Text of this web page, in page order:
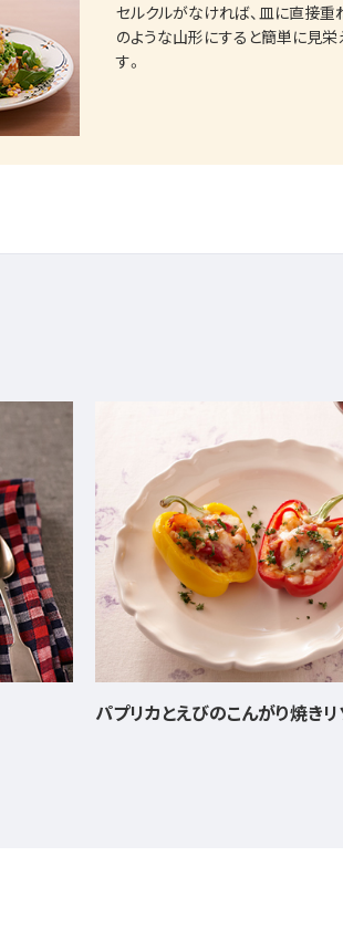
セルクルがなければ、皿に直接重
のような山形にすると簡単に見栄
す。
タパス風 パンの炒めもの